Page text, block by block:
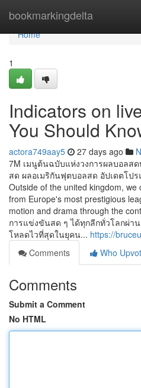
bookmarkingdelta
Home
Home
1
Indicators on
You Should
actora749aay5 27 days ago
7M เมนูต้นฉบับแห่งวงการผลบอลส
สด ผลอเมริกันฟุตบอลสด อัปเดตโป
Outside of the united kingdom,
from Europe's most prestigious
motion and drama through the
การแข่งขันสด ๆ ได้ทุกลีกทั่วโลกผ่า
โหลดไวที่สุดในยุคน... https://
Comments
Who
Comments
Submit a Comment
No HTML